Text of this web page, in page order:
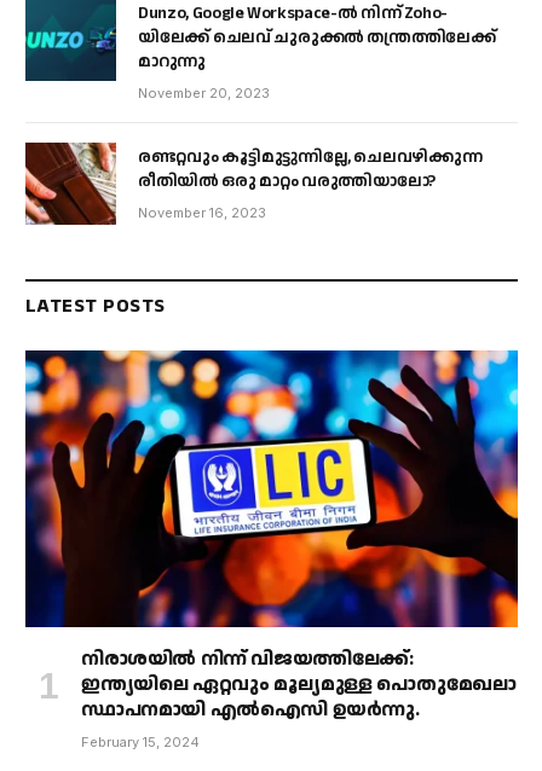
Dunzo, Google Workspace-ൽ നിന്ന് Zoho-
യിലേക്ക് ചെലവ് ചുരുക്കൽ തന്ത്രത്തിലേക്ക്
മാറുന്നു
November 20, 2023
രണ്ടറ്റവും കൂട്ടിമുട്ടുന്നില്ലേ, ചെലവഴിക്കുന്ന
രീതിയിൽ ഒരു മാറ്റം വരുത്തിയാലോ?
November 16, 2023
LATEST POSTS
നിരാശയിൽ നിന്ന് വിജയത്തിലേക്ക്:
ഇന്ത്യയിലെ ഏറ്റവും മൂല്യമുള്ള പൊതുമേഖലാ
സ്ഥാപനമായി എൽഐസി ഉയർന്നു.
February 15, 2024